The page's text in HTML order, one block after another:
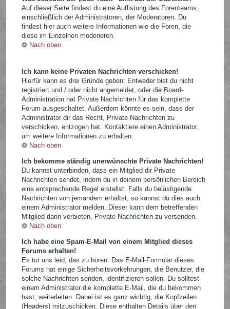
Auf dieser Seite findest du eine Auflistung des Forenteams,
einschließlich der Administratoren, der Moderatoren. Du
findest hier auch weitere Informationen wie die Foren, die
diese im Einzelnen moderieren.
Nach oben
Ich kann keine Privaten Nachrichten verschicken!
Hierfür kann es drei Gründe geben: Entweder bist du nicht
registriert und / oder nicht angemeldet, oder die Board-
Administration hat Private Nachrichten für das komplette
Forum ausgeschaltet. Außerdem könnte es sein, dass der
Administrator dir das Recht, Private Nachrichten zu
verschicken, entzogen hat. Kontaktiere einen Administrator,
um weitere Informationen zu erhalten.
Nach oben
Ich bekomme ständig unerwünschte Private Nachrichten!
Du kannst unterbinden, dass ein Mitglied dir Private
Nachrichten sendet, indem du in deinem persönlichen Bereich
eine entsprechende Regel erstellst. Falls du belästigende
Nachrichten von jemandem erhältst, so kannst du dies auch
einem Administrator melden. Dieser kann dem betreffenden
Mitglied dann verbieten, Private Nachrichten zu versenden.
Nach oben
Ich habe eine Spam-E-Mail von einem Mitglied dieses
Forums erhalten!
Es tut uns leid, das zu hören. Das E-Mail-Formular dieses
Forums hat einige Sicherheitsvorkehrungen, die Benutzer, die
solche Nachrichten senden, identifizieren sollen. Du solltest
einem Administrator die komplette E-Mail, die du bekommen
hast, weiterleiten. Dabei ist es ganz wichtig, die Kopfzeilen
(Headers) mitzuschicken. Diese enthalten Details über den